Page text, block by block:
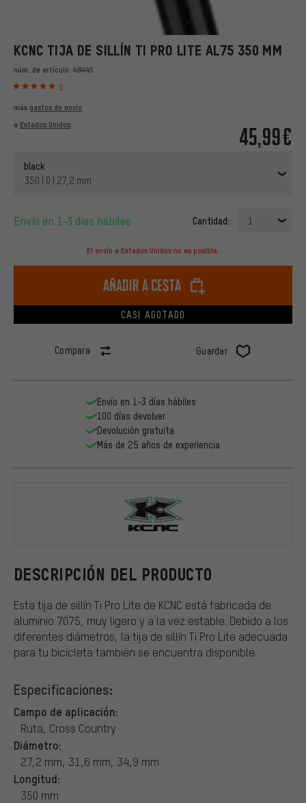
KCNC TIJA DE SILLÍN TI PRO LITE AL75 350 MM
núm. de artículo: 48445
8
45,99€
más gastos de envío
a Estados Unidos
black
350 | 0 | 27,2 mm
Envío en 1-3 días hábiles Cantidad: 1
El envío a Estados Unidos no es posible.
Añadir a cesta
CASI AGOTADO
Compara Guardar
DESCRIPCIÓN DEL PRODUCTO
Esta tija de sillín Ti Pro Lite de KCNC está fabricada de
aluminio 7075, muy ligero y a la vez estable. Debido a los
diferentes diámetros, la tija de sillín Ti Pro Lite adecuada
para tu bicicleta también se encuentra disponible.
Especificaciones:
Campo de aplicación:
Ruta, Cross Country
Diámetro:
27,2 mm, 31,6 mm, 34,9 mm
Longitud:
350 mm
Envío en 1-3 días hábiles
100 días devolver
Devolución gratuita
Más de 25 años de experiencia